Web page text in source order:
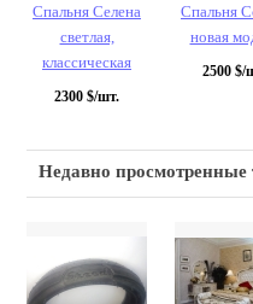
Спальня Селена
светлая,
классическая
2300 $/шт.
Спальня
новая
2500 $/
Недавно просмотренные